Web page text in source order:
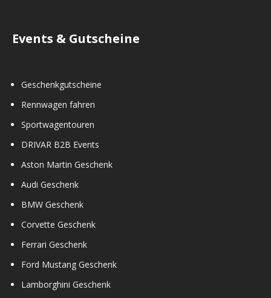
Events & Gutscheine
Geschenkgutscheine
Rennwagen fahren
Sportwagentouren
DRIVAR B2B Events
Aston Martin Geschenk
Audi Geschenk
BMW Geschenk
Corvette Geschenk
Ferrari Geschenk
Ford Mustang Geschenk
Lamborghini Geschenk